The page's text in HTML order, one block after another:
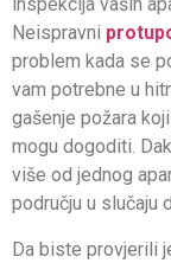
inspekcija vaših
Neispravni
problem kada se
vam potrebne u
gašenje požara
mogu dogoditi.
više od jednog
području u slučaju
Da biste provjerili